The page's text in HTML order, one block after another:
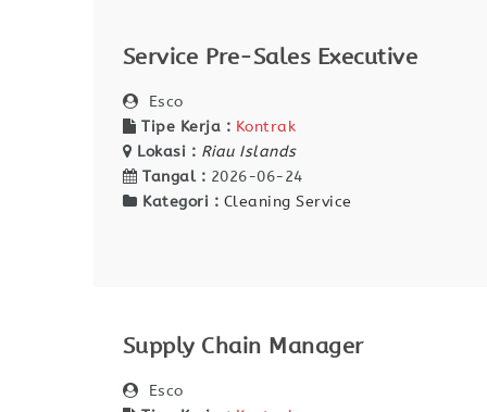
Service Pre-Sales Executive
Esco
Tipe Kerja : Kontrak
Lokasi : Riau Islands
Tangal : 2026-06-24
Kategori : Cleaning Service
Supply Chain Manager
Esco